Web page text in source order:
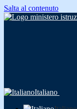
Salta al contenuto
Italiano